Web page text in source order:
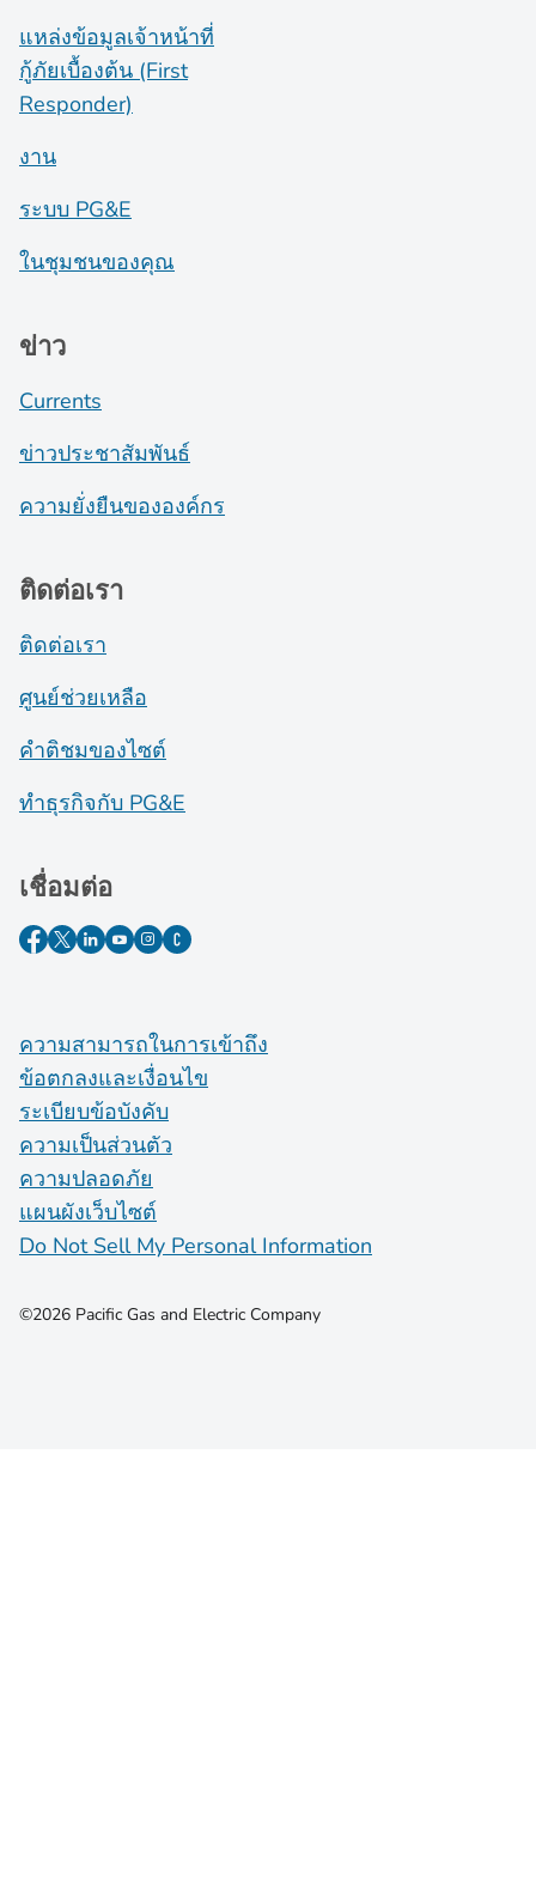
แหล่งข้อมูลเจ้าหน้าที่
กู้ภัยเบื้องต้น (First
Responder)
งาน
ระบบ PG&E
ในชุมชนของคุณ
ข่าว
Currents
ข่าวประชาสัมพันธ์
ความยั่งยืนขององค์กร
ติดต่อเรา
ติดต่อเรา
ศูนย์ช่วยเหลือ
คำติชมของไซต์
ทำธุรกิจกับ PG&E
เชื่อมต่อ
ความสามารถในการเข้าถึง
ข้อตกลงและเงื่อนไข
ระเบียบข้อบังคับ
ความเป็นส่วนตัว
ความปลอดภัย
แผนผังเว็บไซต์
Do Not Sell My Personal Information
©2026 Pacific Gas and Electric Company